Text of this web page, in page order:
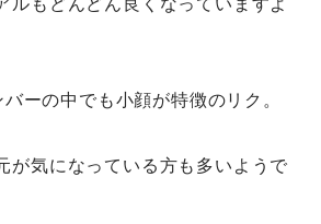
ーの中でも小顔が特徴のリク。
が気になっている方も多いようで